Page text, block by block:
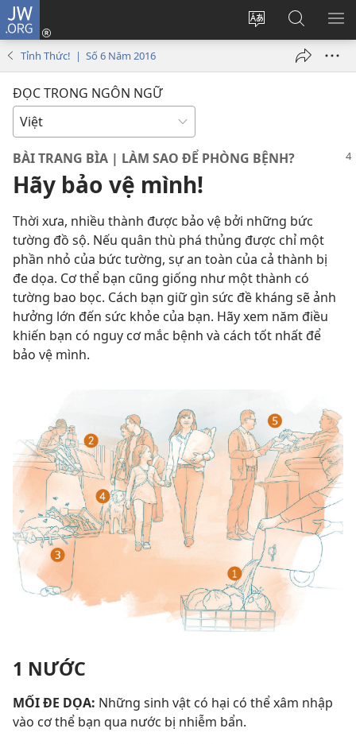
JW.ORG
Thay
Đăng
nhập
Tìm
kiếm
JW.ORG
Tỉnh Thức! | Số 6 Năm 2016
ĐỌC TRONG NGÔN NGỮ
BÀI TRANG BÌA | LÀM SAO ĐỂ PHÒNG BỆNH?
Hãy bảo vệ mình!
Thời xưa, nhiều thành được bảo vệ bởi những bức
tường đồ sộ. Nếu quân thù phá thủng được chỉ một
phần nhỏ của bức tường, sự an toàn của cả thành bị
đe dọa. Cơ thể bạn cũng giống như một thành có
tường bao bọc. Cách bạn giữ gìn sức đề kháng sẽ ảnh
hưởng lớn đến sức khỏe của bạn. Hãy xem năm điều
khiến bạn có nguy cơ mắc bệnh và cách tốt nhất để
bảo vệ mình.
1 NƯỚC
MỐI ĐE DỌA: Những sinh vật có hại có thể xâm nhập
vào cơ thể bạn qua nước bị nhiễm bẩn.